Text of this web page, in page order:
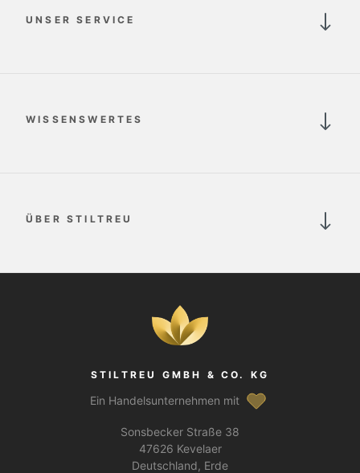
UNSER SERVICE
WISSENSWERTES
ÜBER STILTREU
STILTREU GMBH & CO. KG
Ein Handelsunternehmen mit
Sonsbecker Straße 38
47626 Kevelaer
Deutschland, Erde